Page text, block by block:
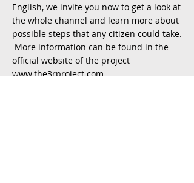
English, we invite you now to get a look at
the whole channel and learn more about
possible steps that any citizen could take.
More information can be found in the
official website of the project
www.the3rproject.com